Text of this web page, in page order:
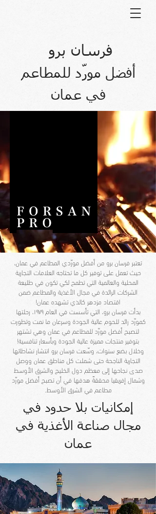
فرسان برو
أفضل مورّد للمطاعم
في عمان
تعتبر فرسان برو من أفضل مورّدي المطاعم في عمان،
حيث تعمل على توفير كل ما تحتاجه العلامات التجارية
المحلية والعالمية التي تطمح لكي تكون في طليعة
الشركات الرائدة في مجال الأغذية والمطاعم ضمن
اقتصاد مزدهر كالذي تشهده عمان!
بدأت فرسان برو، التي تأسست في العام ١٩٧٩، رحلتها
كمورّد رائد للحوم عالية الجودة وسرعان ما نمت وتطورت
لتصبح أفضل مورّد للمطاعم في عمان وهي تشتهر
بتوفير منتجات مميزة عالية الجودة وبأسعار تنافسية!
وخلال بضع سنوات، وسّعت فرسان برو انتشار نشاطاتها
التجارية الناجحة حتى شملت كل مناطق عمان ووصل
صدى نجاحها إلى معظم دول الخليج والشرق الأوسط
وشمال إفريقيا محققةً هدفها في أن تصبح أفضل مورّد
مطاعم في الشرق الأوسط.
إمكانيات بلا حدود في
مجال صناعة الأغذية في
عمان